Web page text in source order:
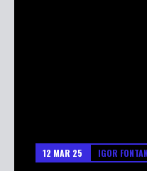
12 MAR 25 IGOR